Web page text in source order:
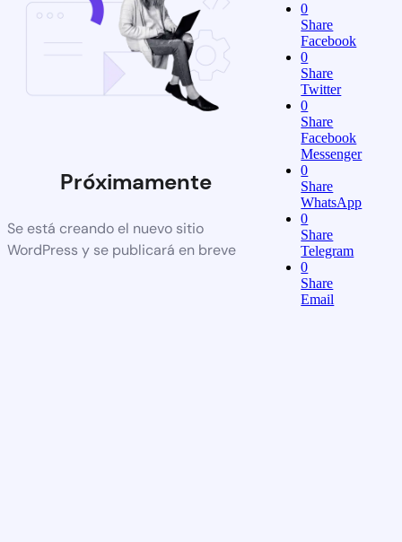
Próximamente
Se está creando el nuevo sitio
WordPress y se publicará en breve
0
Share
Facebook
0
Share
Twitter
0
Share
Facebook
Messenger
0
Share
WhatsApp
0
Share
Telegram
0
Share
Email